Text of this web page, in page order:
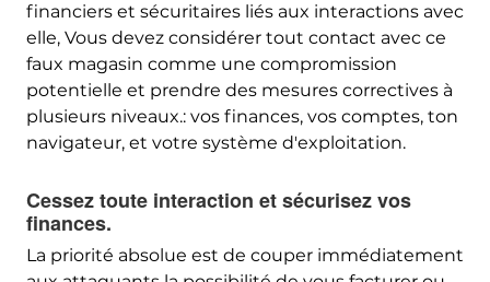
financiers et sécuritaires liés aux interactions avec
elle, Vous devez considérer tout contact avec ce
faux magasin comme une compromission
potentielle et prendre des mesures correctives à
plusieurs niveaux.: vos finances, vos comptes, ton
navigateur, et votre système d'exploitation.
Cessez toute interaction et sécurisez vos
finances.
La priorité absolue est de couper immédiatement